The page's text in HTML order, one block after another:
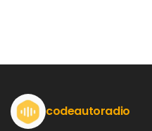
codeautoradio